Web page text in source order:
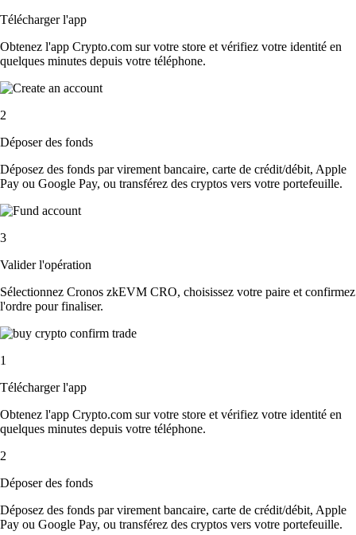
Télécharger l'app
Obtenez l'app Crypto.com sur votre store et vérifiez votre identité en
quelques minutes depuis votre téléphone.
2
Déposer des fonds
Déposez des fonds par virement bancaire, carte de crédit/débit, Apple
Pay ou Google Pay, ou transférez des cryptos vers votre portefeuille.
3
Valider l'opération
Sélectionnez Cronos zkEVM CRO, choisissez votre paire et confirmez
l'ordre pour finaliser.
1
Télécharger l'app
Obtenez l'app Crypto.com sur votre store et vérifiez votre identité en
quelques minutes depuis votre téléphone.
2
Déposer des fonds
Déposez des fonds par virement bancaire, carte de crédit/débit, Apple
Pay ou Google Pay, ou transférez des cryptos vers votre portefeuille.